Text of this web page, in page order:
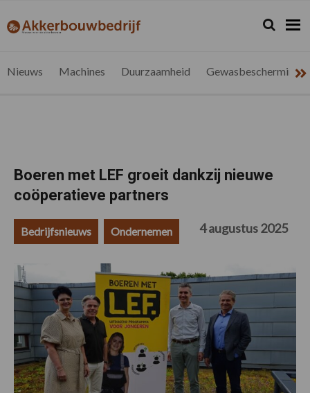
de
de
de
de
akkerbouwbedrijf.be
Nieuws
Zoeken...
Zoek
Nieuws Machines Duurzaamheid Gewasbescherming
Boeren met LEF groeit dankzij nieuwe
coöperatieve partners
Bedrijfsnieuws Ondernemen 4 augustus 2025